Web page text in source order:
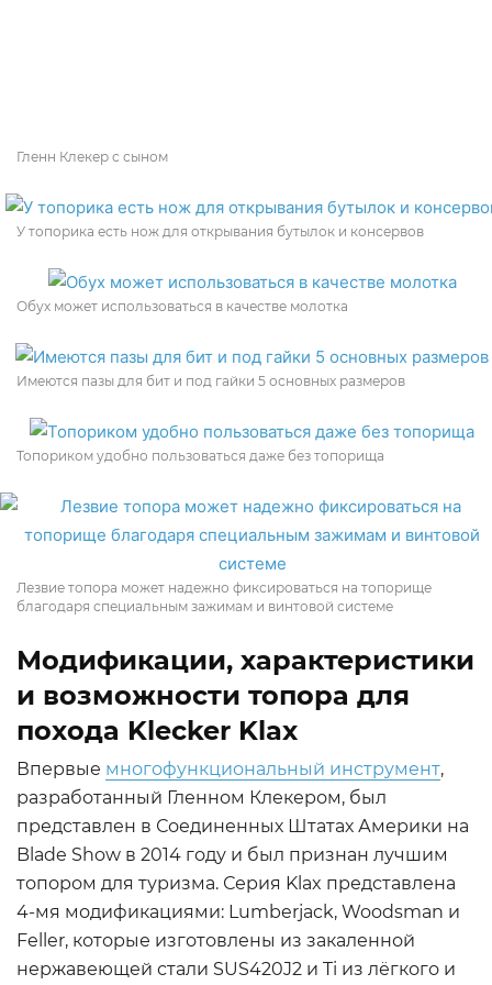
Гленн Клекер с сыном
У топорика есть нож для открывания бутылок и консервов
Обух может использоваться в качестве молотка
Имеются пазы для бит и под гайки 5 основных размеров
Топориком удобно пользоваться даже без топорища
Лезвие топора может надежно фиксироваться на топорище
благодаря специальным зажимам и винтовой системе
Модификации, характеристики
и возможности топора для
похода Klecker Klax
Впервые многофункциональный инструмент,
разработанный Гленном Клекером, был
представлен в Соединенных Штатах Америки на
Blade Show в 2014 году и был признан лучшим
топором для туризма. Серия Klax представлена
4-мя модификациями: Lumberjack, Woodsman и
Feller, которые изготовлены из закаленной
нержавеющей стали SUS420J2 и Ti из лёгкого и